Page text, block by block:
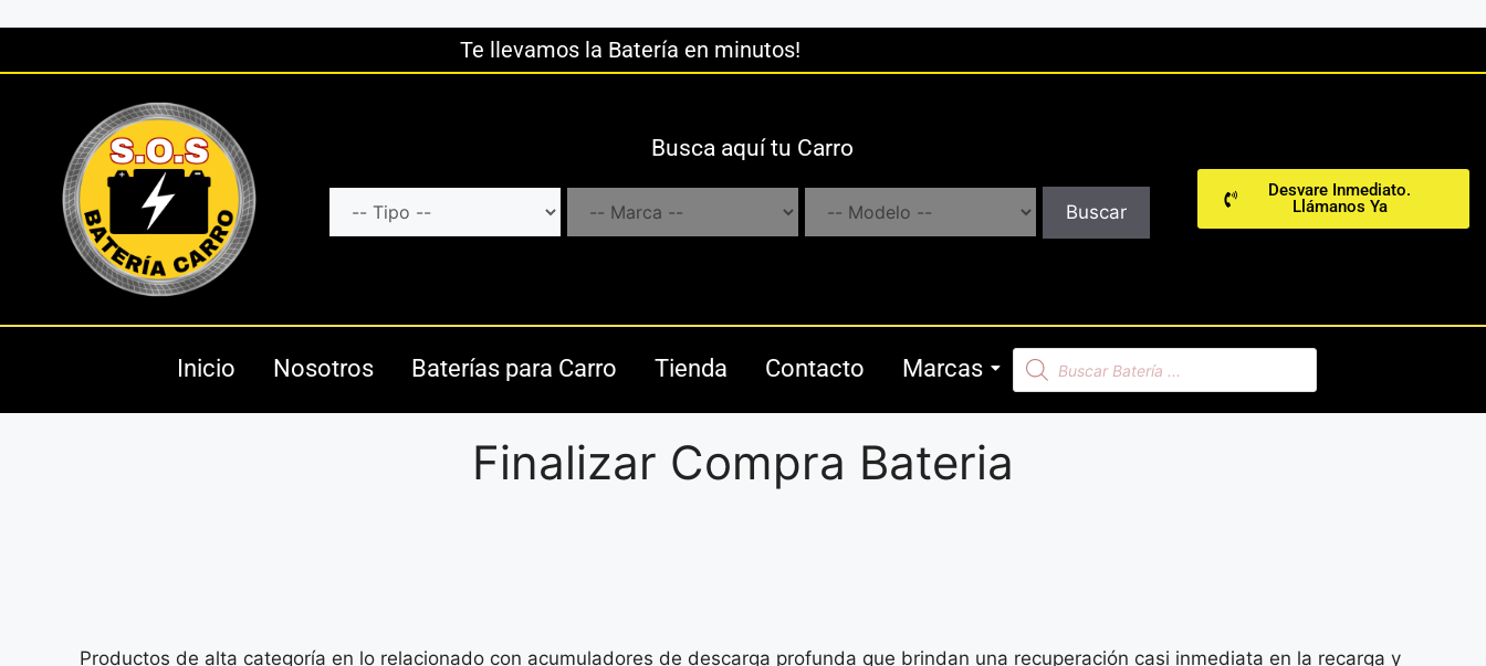
Te llevamos la Batería en minutos!
Busca aquí tu Carro
Buscar
Desvare Inmediato.
Llámanos Ya
Inicio Nosotros Baterías para Carro Tienda Contacto Marcas
Finalizar Compra Bateria
Productos de alta categoría en lo relacionado con acumuladores de descarga profunda que brindan una recuperación casi inmediata en la recarga y